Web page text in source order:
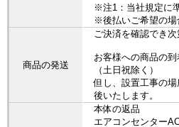
※注1：当社規定に
※後払いご希望の場
商品の発送
ご決済を確認でき次
お客様への商品の
（土日祝除く）
但し、設置工事の
後いたします。
本体の返品
エアコンセンター